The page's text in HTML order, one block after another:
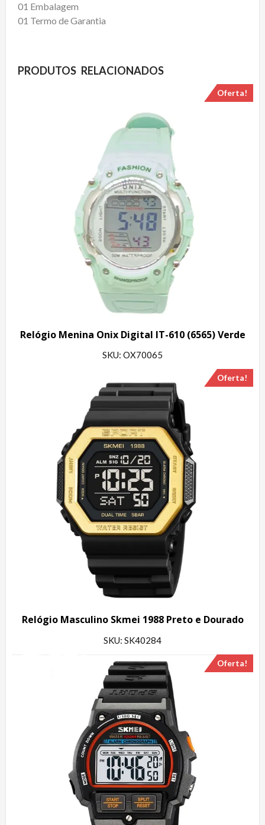
01 Embalagem
01 Termo de Garantia
PRODUTOS RELACIONADOS
Oferta!
Relógio Menina Onix Digital IT-610 (6565) Verde
SKU: OX70065
Oferta!
Relógio Masculino Skmei 1988 Preto e Dourado
SKU: SK40284
Oferta!